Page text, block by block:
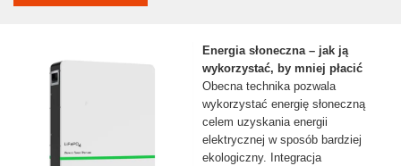
Energia słoneczna – jak ją
wykorzystać, by mniej płacić
Obecna technika pozwala
wykorzystać energię słoneczną
celem uzyskania energii
elektrycznej w sposób bardziej
ekologiczny. Integracja